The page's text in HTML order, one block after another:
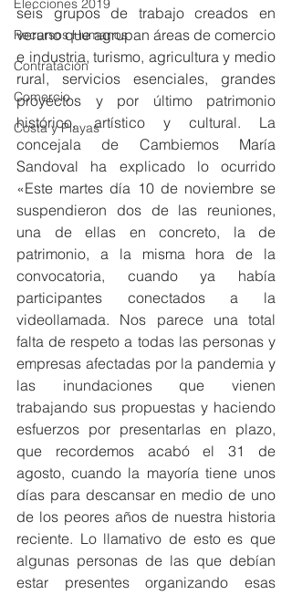
Elecciones 2019
Recursos Humanos
Contratación
Comercio
Costa y Playas
seis grupos de trabajo creados en
verano que agrupan áreas de comercio
e industria, turismo, agricultura y medio
rural, servicios esenciales, grandes
proyectos y por último patrimonio
histórico, artístico y cultural. La
concejala de Cambiemos María
Sandoval ha explicado lo ocurrido
«Este martes día 10 de noviembre se
suspendieron dos de las reuniones,
una de ellas en concreto, la de
patrimonio, a la misma hora de la
convocatoria, cuando ya había
participantes conectados a la
videollamada. Nos parece una total
falta de respeto a todas las personas y
empresas afectadas por la pandemia y
las inundaciones que vienen
trabajando sus propuestas y haciendo
esfuerzos por presentarlas en plazo,
que recordemos acabó el 31 de
agosto, cuando la mayoría tiene unos
días para descansar en medio de uno
de los peores años de nuestra historia
reciente. Lo llamativo de esto es que
algunas personas de las que debían
estar presentes organizando esas